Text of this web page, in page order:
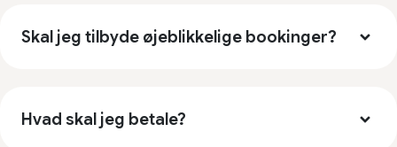
Skal jeg tilbyde øjeblikkelige bookinger?
Hvad skal jeg betale?